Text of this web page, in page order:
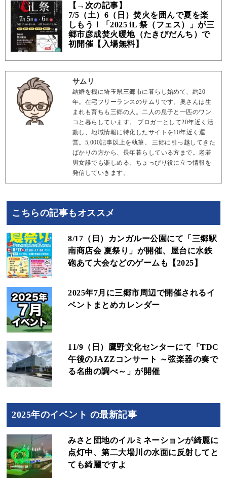
【→次の記事】
7/5（土）6（日）焚火を囲んで夏を楽
しもう！「2025 iL 祭（フェス）」が三
郷市彦成焚火暖地（たきびだんち）で
初開催【入場無料】
サムリ
結婚を機に埼玉県三郷市に暮らし始めて、約20
年。在宅フリーランスのサムリです。奥さんは生
まれも育ちも三郷の人。二人の息子と一匹のワン
コと暮らしています。 ブロガーとして20年近く活
動し、地域情報に特化したサイトを10年近く運
営。5,000記事以上を執筆。 三郷に引っ越してきた
ばかりの方から、長年暮らしている方まで。老若
男女誰でも楽しめる、ちょっぴり役に立つ情報を
発信していきます。
こちらの記事もオススメ
8/17（日）カンガルー公園にて「三郷駅
南商店会 夏祭り」が開催、屋台に水鉄
砲あて大会などのゲームも【2025】
2025年7月に三郷市周辺で開催されるイ
ベントまとめカレンダー
11/9（日）鷹野文化センターにて「TDC
午後のJAZZコンサート ～弦楽器の奏で
る名曲の調べ～」が開催
2025年のイベント の最新記事
みさと団地のイルミネーションが綺麗に
点灯中、第二大場川の水面に反射してと
ても綺麗ですよ